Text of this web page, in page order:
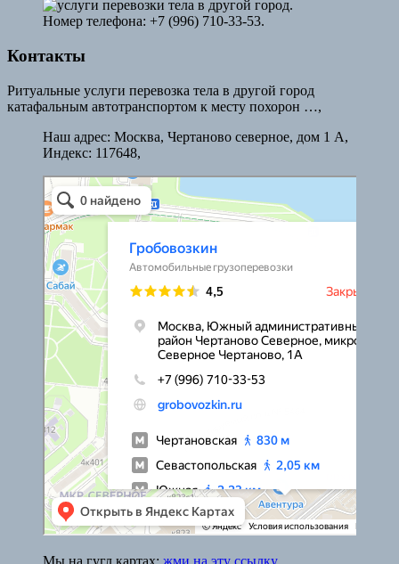
Номер телефона: +7 (996) 710-33-53.
Контакты
Ритуальные услуги перевозка тела в другой город
катафальным автотранспортом к месту похорон …,
Наш адрес: Москва, Чертаново северное, дом 1 А,
Индекс: 117648,
Гробовозкин
Ритуальные услуги в Москве
Мы на гугл картах: жми на эту ссылку.